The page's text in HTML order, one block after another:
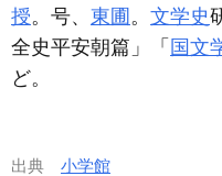
授。号、 東圃 。 文学史
全史平安朝篇」「 国文
ど。
出典 小学館